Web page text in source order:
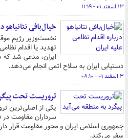
۱۳ اسفند ۰۱ - ۱۱:۱۹
خیال‌بافی نتانیاهو
نخست‌وزیر رژیم
تهدید یا اقدام
ایران، مدعی شد که
دستیابی ایران به سلاح اتمی انجام می‌دهد.
۳ اسفند ۰۱ - ۰۸:۱۰
تروریست تحت
یکی از اصلی‌ترین
سرداران مقاومت
جمهوری اسلامی ایران و محور مقاومت قرار
سفر می‌کند.